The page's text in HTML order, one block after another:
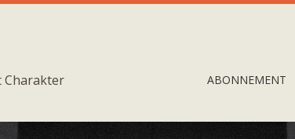
Charakter ABONNEMENT